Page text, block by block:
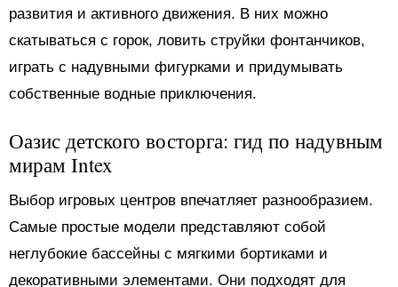
развития и активного движения. В них можно
скатываться с горок, ловить струйки фонтанчиков,
играть с надувными фигурками и придумывать
собственные водные приключения.
Оазис детского восторга: гид по надувным
мирам Intex
Выбор игровых центров впечатляет разнообразием.
Самые простые модели представляют собой
неглубокие бассейны с мягкими бортиками и
декоративными элементами. Они подходят для